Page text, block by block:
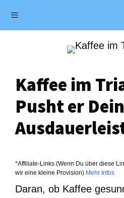
Kaffee im
Pusht er
*Affiliate-Links (Wenn Du über diese
wir eine kleine Provision) Mehr Infos
Daran, ob Kaffee